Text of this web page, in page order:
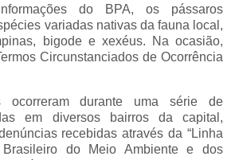
do BPA, os pássaros
variadas nativas da fauna local,
bigode e xexéus. Na ocasião,
Circunstanciados de Ocorrência
ocorreram durante uma série de
em diversos bairros da capital,
recebidas através da “Linha
Brasileiro do Meio Ambiente e dos